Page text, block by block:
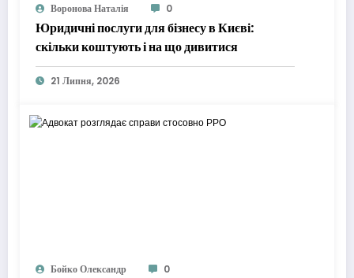
Воронова Наталія 0
Юридичні послуги для бізнесу в Києві:
скільки коштують і на що дивитися
21 Липня, 2026
Бойко Олександр 0